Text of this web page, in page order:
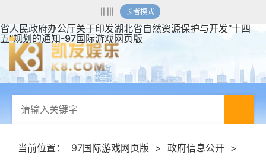
长者模式
省人民政府办公厅关于印发湖北省自然资源保护与开发“十四
五”规划的通知-97国际游戏网页版
当前位置： 97国际游戏网页版 > 政府信息公开 >